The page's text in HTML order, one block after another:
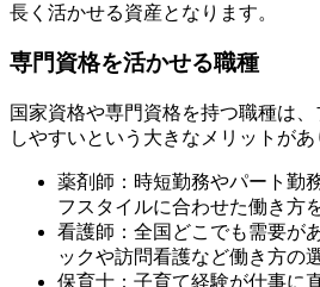
長く活かせる資産となります。
専門資格を活かせる職種
国家資格や専門資格を持つ職種は
しやすいという大きなメリットがあ
薬剤師：時短勤務やパート勤
フスタイルに合わせた働き方
看護師：全国どこでも需要が
ックや訪問看護など働き方の
保育士：子育て経験が仕事に